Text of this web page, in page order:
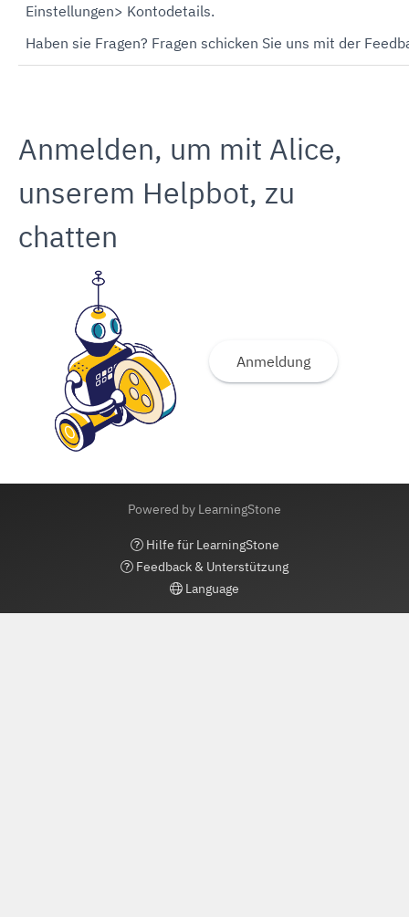
Einstellungen> Kontodetails.
Haben sie Fragen? Fragen schicken Sie uns mit der
Anmelden, um mit Alice,
unserem Helpbot, zu
chatten
Anmeldung
Powered by LearningStone
Hilfe für LearningStone
Feedback & Unterstützung
Language